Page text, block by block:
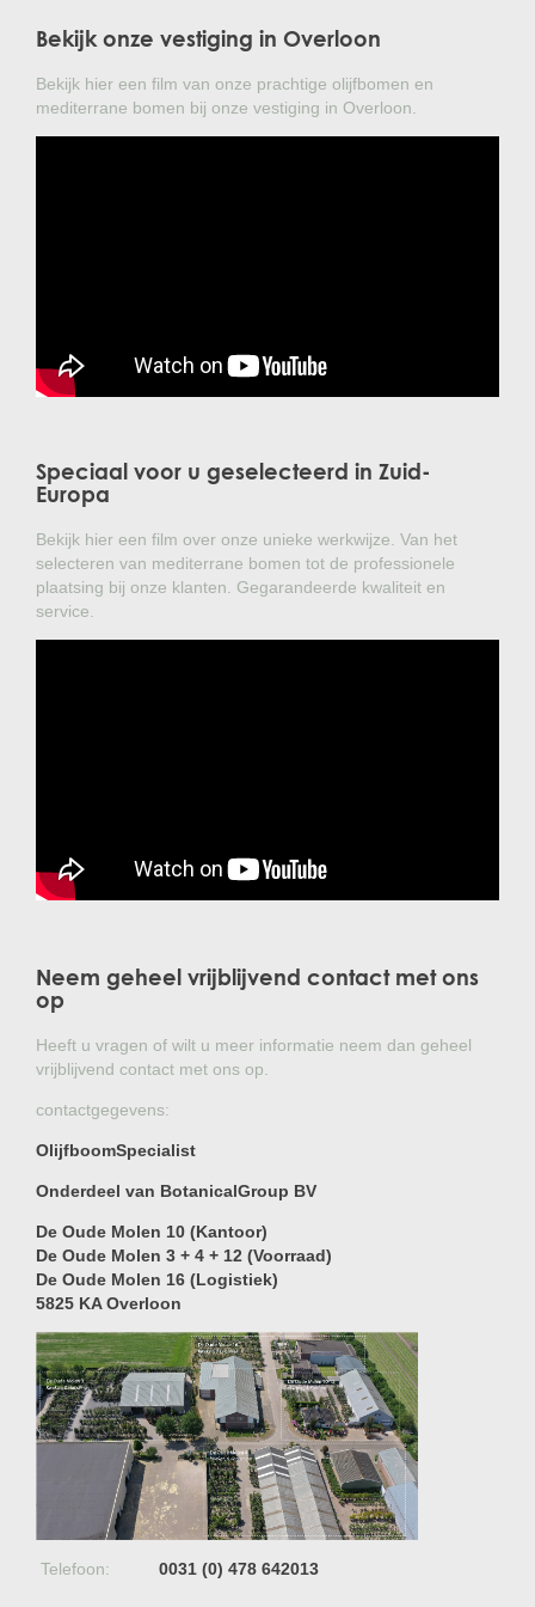
Bekijk onze vestiging in Overloon
Bekijk hier een film van onze prachtige olijfbomen en
mediterrane bomen bij onze vestiging in Overloon.
Speciaal voor u geselecteerd in Zuid-
Europa
Bekijk hier een film over onze unieke werkwijze. Van het
selecteren van mediterrane bomen tot de professionele
plaatsing bij onze klanten. Gegarandeerde kwaliteit en
service.
Neem geheel vrijblijvend contact met ons
op
Heeft u vragen of wilt u meer informatie neem dan geheel
vrijblijvend contact met ons op.
contactgegevens:
OlijfboomSpecialist
Onderdeel van BotanicalGroup BV
De Oude Molen 10 (Kantoor)
De Oude Molen 3 + 4 + 12 (Voorraad)
De Oude Molen 16 (Logistiek)
5825 KA Overloon
Telefoon: 0031 (0) 478 642013